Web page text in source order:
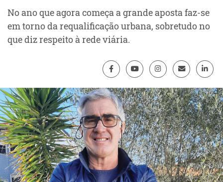
No ano que agora começa a grande aposta faz-se
em torno da requalificação urbana, sobretudo no
que diz respeito à rede viária.